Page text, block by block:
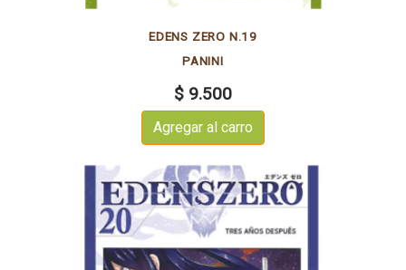
EDENS ZERO N.19
PANINI
$ 9.500
Agregar al carro